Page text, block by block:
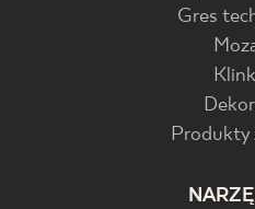
Gres
Produkty